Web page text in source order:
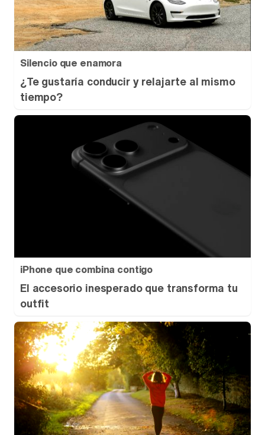
Silencio que enamora
¿Te gustaría conducir y relajarte al mismo
tiempo?
iPhone que combina contigo
El accesorio inesperado que transforma tu
outfit